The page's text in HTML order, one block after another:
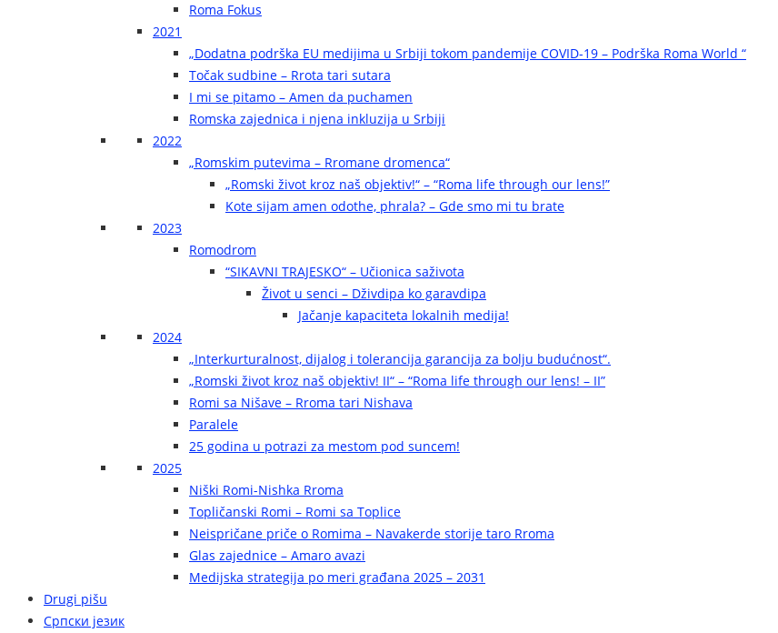
Roma Fokus
2021
„Dodatna podrška EU medijima u Srbiji tokom pandemije COVID-19 – Podrška Roma World “
Točak sudbine – Rrota tari sutara
I mi se pitamo – Amen da puchamen
Romska zajednica i njena inkluzija u Srbiji
2022
„Romskim putevima – Rromane dromenca“
„Romski život kroz naš objektiv!“ – “Roma life through our lens!”
Kote sijam amen odothe, phrala? – Gde smo mi tu brate
2023
Romodrom
“SIKAVNI TRAJESKO“ – Učionica saživota
Život u senci – Dživdipa ko garavdipa
Jačanje kapaciteta lokalnih medija!
2024
„Interkurturalnost, dijalog i tolerancija garancija za bolju budućnost“.
„Romski život kroz naš objektiv! II“ – “Roma life through our lens! – II”
Romi sa Nišave – Rroma tari Nishava
Paralele
25 godina u potrazi za mestom pod suncem!
2025
Niški Romi-Nishka Rroma
Topličanski Romi – Romi sa Toplice
Neispričane priče o Romima – Navakerde storije taro Rroma
Glas zajednice – Amaro avazi
Medijska strategija po meri građana 2025 – 2031
Drugi pišu
Српски језик